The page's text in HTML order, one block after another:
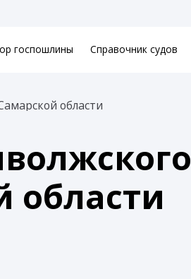
госпошлины Справочник судов
области
области